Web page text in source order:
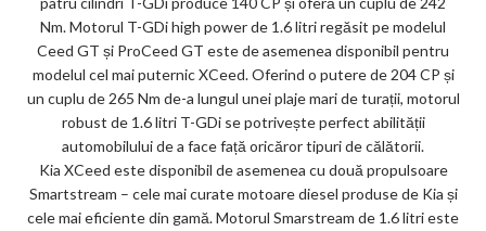
Nm. Motorul T-GDi high power de 1.6 litri regăsit pe modelul
Ceed GT și ProCeed GT este de asemenea disponibil pentru
modelul cel mai puternic XCeed. Oferind o putere de 204 CP și
un cuplu de 265 Nm de-a lungul unei plaje mari de turații, motorul
robust de 1.6 litri T-GDi se potrivește perfect abilității
automobilului de a face față oricăror tipuri de călătorii.
Kia XCeed este disponibil de asemenea cu două propulsoare
Smartstream – cele mai curate motoare diesel produse de Kia și
cele mai eficiente din gamă. Motorul Smarstream de 1.6 litri este